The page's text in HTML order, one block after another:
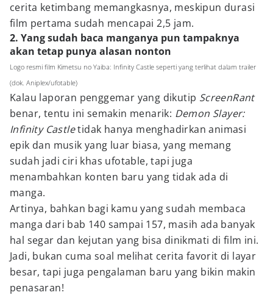
cerita ketimbang memangkasnya, meskipun durasi
film pertama sudah mencapai 2,5 jam.
2. Yang sudah baca manganya pun tampaknya
akan tetap punya alasan nonton
Logo resmi film Kimetsu no Yaiba: Infinity Castle seperti yang terlihat dalam trailer
(dok. Aniplex/ufotable)
Kalau laporan penggemar yang dikutip ScreenRant
benar, tentu ini semakin menarik: Demon Slayer:
Infinity Castletidak hanya menghadirkan animasi
epik dan musik yang luar biasa, yang memang
sudah jadi ciri khas ufotable, tapi juga
menambahkan konten baru yang tidak ada di
manga.
Artinya, bahkan bagi kamu yang sudah membaca
manga dari bab 140 sampai 157, masih ada banyak
hal segar dan kejutan yang bisa dinikmati di film ini.
Jadi, bukan cuma soal melihat cerita favorit di layar
besar, tapi juga pengalaman baru yang bikin makin
penasaran!